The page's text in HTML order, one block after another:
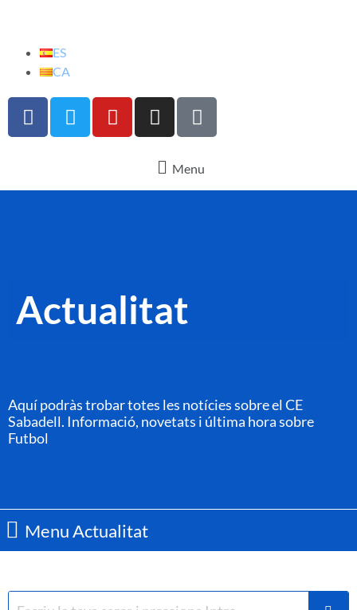
ES
CA
Menu
Actualitat
Aquí podràs trobar totes les notícies sobre el CE
Sabadell. Informació, novetats i última hora sobre
Futbol
Menu Actualitat